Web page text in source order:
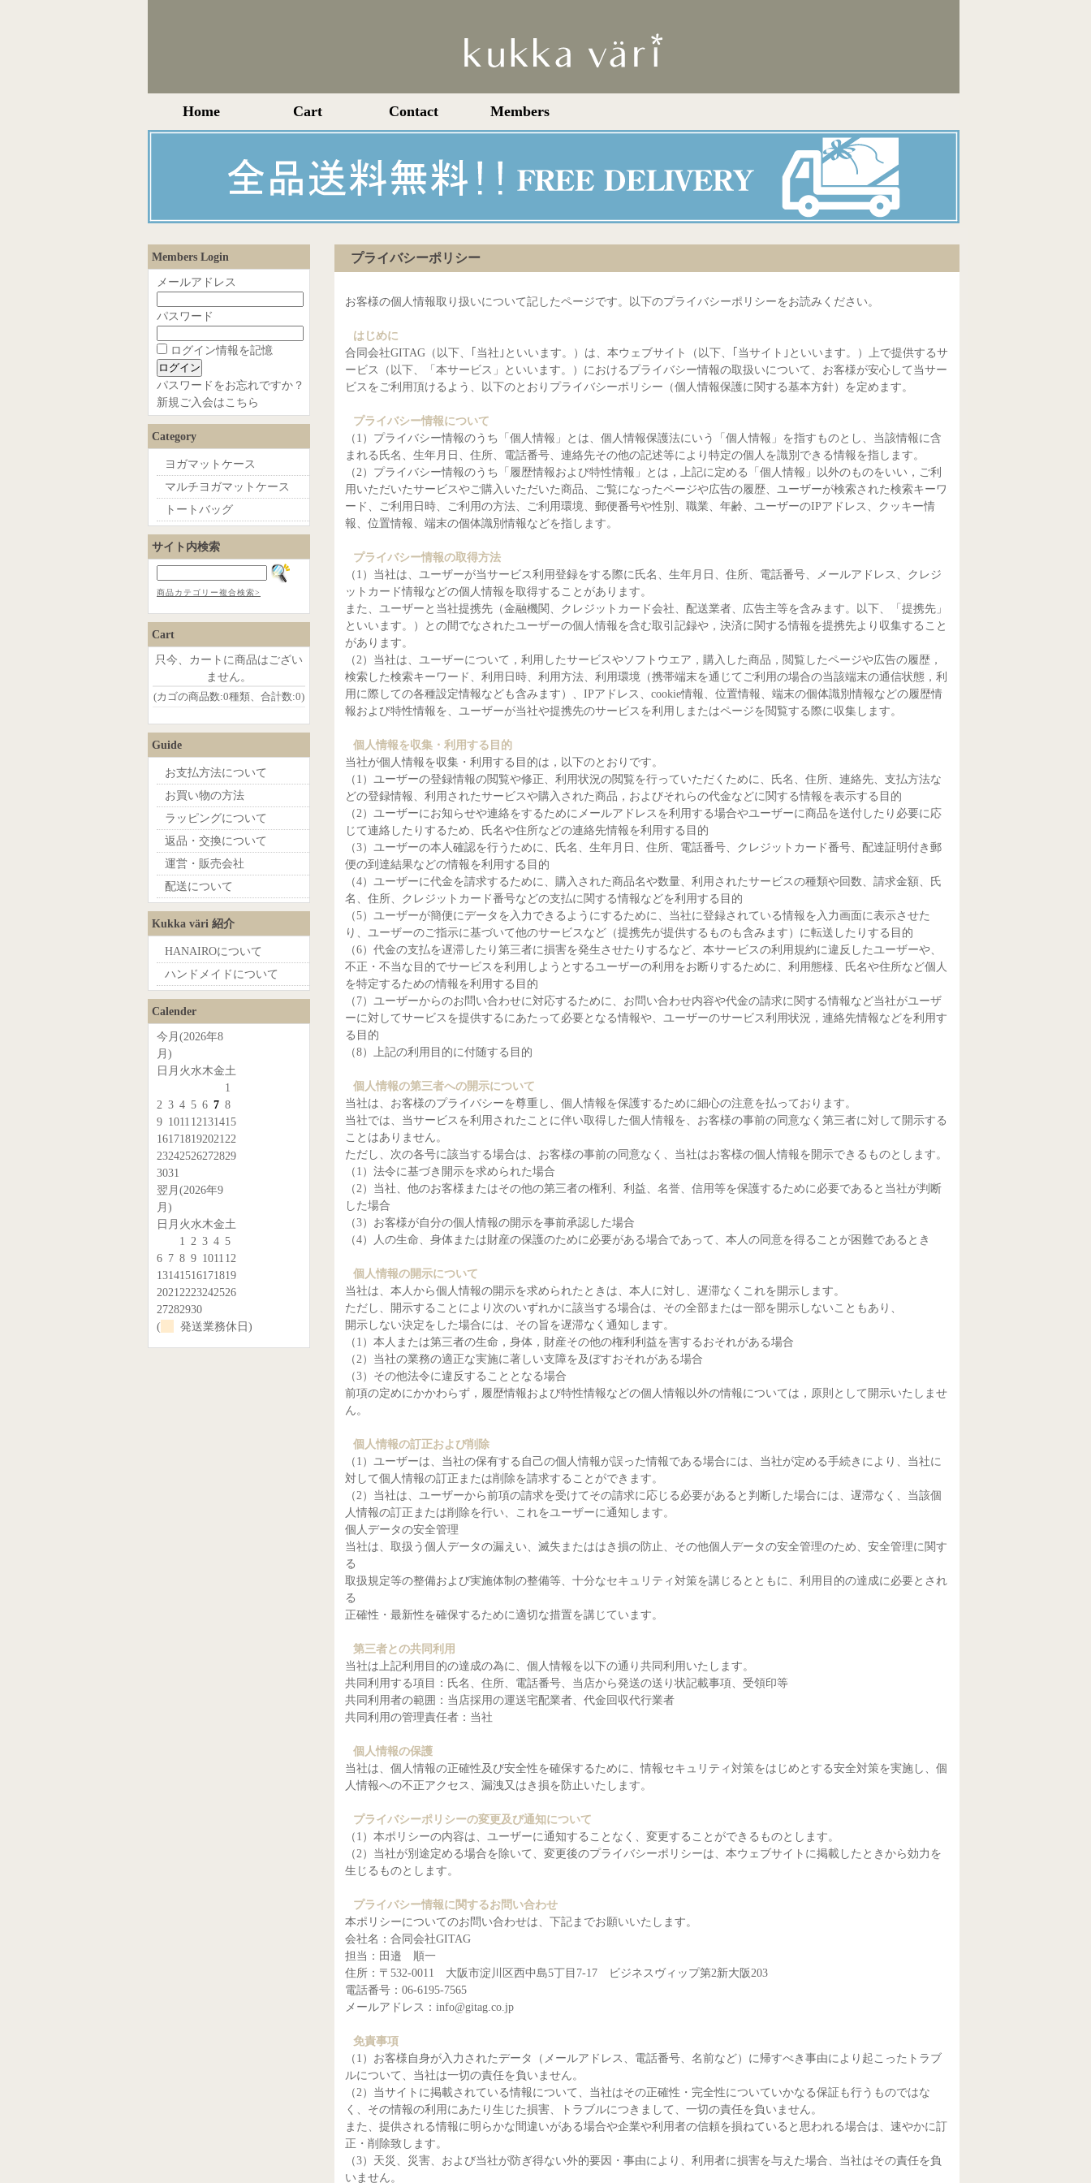
Home Cart Contact Members
プライバシーポリシー
お客様の個人情報取り扱いについて記したページです。以下のプライバシーポリシーをお読みください。
はじめに
合同会社GITAG（以下、｢当社｣といいます。）は、本ウェブサイト（以下、｢当サイト｣といいます。）上で提供するサ
ービス（以下、「本サービス」といいます。）におけるプライバシー情報の取扱いについて、お客様が安心して当サー
ビスをご利用頂けるよう、以下のとおりプライバシーポリシー（個人情報保護に関する基本方針）を定めます。
プライバシー情報について
（1）プライバシー情報のうち「個人情報」とは、個人情報保護法にいう「個人情報」を指すものとし、当該情報に含
まれる氏名、生年月日、住所、電話番号、連絡先その他の記述等により特定の個人を識別できる情報を指します。
（2）プライバシー情報のうち「履歴情報および特性情報」とは，上記に定める「個人情報」以外のものをいい，ご利
用いただいたサービスやご購入いただいた商品、ご覧になったページや広告の履歴、ユーザーが検索された検索キーワ
ード、ご利用日時、ご利用の方法、ご利用環境、郵便番号や性別、職業、年齢、ユーザーのIPアドレス、クッキー情
報、位置情報、端末の個体識別情報などを指します。
プライバシー情報の取得方法
（1）当社は、ユーザーが当サービス利用登録をする際に氏名、生年月日、住所、電話番号、メールアドレス、クレジ
ットカード情報などの個人情報を取得することがあります。
また、ユーザーと当社提携先（金融機関、クレジットカード会社、配送業者、広告主等を含みます。以下、「提携先」
といいます。）との間でなされたユーザーの個人情報を含む取引記録や，決済に関する情報を提携先より収集すること
があります。
（2）当社は、ユーザーについて，利用したサービスやソフトウエア，購入した商品，閲覧したページや広告の履歴，
検索した検索キーワード、利用日時、利用方法、利用環境（携帯端末を通じてご利用の場合の当該端末の通信状態，利
用に際しての各種設定情報なども含みます）、IPアドレス、cookie情報、位置情報、端末の個体識別情報などの履歴情
報および特性情報を、ユーザーが当社や提携先のサービスを利用しまたはページを閲覧する際に収集します。
個人情報を収集・利用する目的
当社が個人情報を収集・利用する目的は，以下のとおりです。
（1）ユーザーの登録情報の閲覧や修正、利用状況の閲覧を行っていただくために、氏名、住所、連絡先、支払方法な
どの登録情報、利用されたサービスや購入された商品，およびそれらの代金などに関する情報を表示する目的
（2）ユーザーにお知らせや連絡をするためにメールアドレスを利用する場合やユーザーに商品を送付したり必要に応
じて連絡したりするため、氏名や住所などの連絡先情報を利用する目的
（3）ユーザーの本人確認を行うために、氏名、生年月日、住所、電話番号、クレジットカード番号、配達証明付き郵
便の到達結果などの情報を利用する目的
（4）ユーザーに代金を請求するために、購入された商品名や数量、利用されたサービスの種類や回数、請求金額、氏
名、住所、クレジットカード番号などの支払に関する情報などを利用する目的
（5）ユーザーが簡便にデータを入力できるようにするために、当社に登録されている情報を入力画面に表示させた
り、ユーザーのご指示に基づいて他のサービスなど（提携先が提供するものも含みます）に転送したりする目的
（6）代金の支払を遅滞したり第三者に損害を発生させたりするなど、本サービスの利用規約に違反したユーザーや、
不正・不当な目的でサービスを利用しようとするユーザーの利用をお断りするために、利用態様、氏名や住所など個人
を特定するための情報を利用する目的
（7）ユーザーからのお問い合わせに対応するために、お問い合わせ内容や代金の請求に関する情報など当社がユーザ
ーに対してサービスを提供するにあたって必要となる情報や、ユーザーのサービス利用状況，連絡先情報などを利用す
る目的
（8）上記の利用目的に付随する目的
個人情報の第三者への開示について
当社は、お客様のプライバシーを尊重し、個人情報を保護するために細心の注意を払っております。
当社では、当サービスを利用されたことに伴い取得した個人情報を、お客様の事前の同意なく第三者に対して開示する
ことはありません。
ただし、次の各号に該当する場合は、お客様の事前の同意なく、当社はお客様の個人情報を開示できるものとします。
（1）法令に基づき開示を求められた場合
（2）当社、他のお客様またはその他の第三者の権利、利益、名誉、信用等を保護するために必要であると当社が判断
した場合
（3）お客様が自分の個人情報の開示を事前承認した場合
（4）人の生命、身体または財産の保護のために必要がある場合であって、本人の同意を得ることが困難であるとき
個人情報の開示について
当社は、本人から個人情報の開示を求められたときは、本人に対し、遅滞なくこれを開示します。
ただし、開示することにより次のいずれかに該当する場合は、その全部または一部を開示しないこともあり、
開示しない決定をした場合には、その旨を遅滞なく通知します。
（1）本人または第三者の生命，身体，財産その他の権利利益を害するおそれがある場合
（2）当社の業務の適正な実施に著しい支障を及ぼすおそれがある場合
（3）その他法令に違反することとなる場合
前項の定めにかかわらず，履歴情報および特性情報などの個人情報以外の情報については，原則として開示いたしませ
ん。
個人情報の訂正および削除
（1）ユーザーは、当社の保有する自己の個人情報が誤った情報である場合には、当社が定める手続きにより、当社に
対して個人情報の訂正または削除を請求することができます。
（2）当社は、ユーザーから前項の請求を受けてその請求に応じる必要があると判断した場合には、遅滞なく、当該個
人情報の訂正または削除を行い、これをユーザーに通知します。
個人データの安全管理
当社は、取扱う個人データの漏えい、滅失またははき損の防止、その他個人データの安全管理のため、安全管理に関す
る
取扱規定等の整備および実施体制の整備等、十分なセキュリティ対策を講じるとともに、利用目的の達成に必要とされ
る
正確性・最新性を確保するために適切な措置を講じています。
第三者との共同利用
当社は上記利用目的の達成の為に、個人情報を以下の通り共同利用いたします。
共同利用する項目：氏名、住所、電話番号、当店から発送の送り状記載事項、受領印等
共同利用者の範囲：当店採用の運送宅配業者、代金回収代行業者
共同利用の管理責任者：当社
個人情報の保護
当社は、個人情報の正確性及び安全性を確保するために、情報セキュリティ対策をはじめとする安全対策を実施し、個
人情報への不正アクセス、漏洩又はき損を防止いたします。
プライバシーポリシーの変更及び通知について
（1）本ポリシーの内容は、ユーザーに通知することなく、変更することができるものとします。
（2）当社が別途定める場合を除いて、変更後のプライバシーポリシーは、本ウェブサイトに掲載したときから効力を
生じるものとします。
プライバシー情報に関するお問い合わせ
本ポリシーについてのお問い合わせは、下記までお願いいたします。
会社名：合同会社GITAG
担当：田邉 順一
住所：〒532-0011 大阪市淀川区西中島5丁目7-17 ビジネスヴィップ第2新大阪203
電話番号：06-6195-7565
メールアドレス：info@gitag.co.jp
免責事項
（1）お客様自身が入力されたデータ（メールアドレス、電話番号、名前など）に帰すべき事由により起こったトラブ
ルについて、当社は一切の責任を負いません。
（2）当サイトに掲載されている情報について、当社はその正確性・完全性についていかなる保証も行うものではな
く、その情報の利用にあたり生じた損害、トラブルにつきまして、一切の責任を負いません。
また、提供される情報に明らかな間違いがある場合や企業や利用者の信頼を損ねていると思われる場合は、速やかに訂
正・削除致します。
（3）天災、災害、および当社が防ぎ得ない外的要因・事由により、利用者に損害を与えた場合、当社はその責任を負
いません。
Members Login
メールアドレス
パスワード
ログイン情報を記憶
パスワードをお忘れですか？
新規ご入会はこちら
Category
ヨガマットケース
マルチヨガマットケース
トートバッグ
サイト内検索
商品カテゴリー複合検索>
Cart
只今、カートに商品はござい
ません。
(カゴの商品数:0種類、合計数:0)
Guide
お支払方法について
お買い物の方法
ラッピングについて
返品・交換について
運営・販売会社
配送について
Kukka väri 紹介
HANAIROについて
ハンドメイドについて
Calender
今月(2026年8
月)
日 月 火水木金土
1
2 3 4 5 6 7 8
9 1011 12131415
16171819202122
23242526272829
3031
翌月(2026年9
月)
日 月 火水木金土
1
2 3 4 5
6 7 8 9 1011 12
13141516171819
20212223242526
27282930
(
発送業務休日)